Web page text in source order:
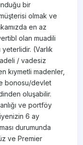
bir
olmak ve
en az
olan muadili
(Varlık
/ vadesiz
kıymetli madenler,
bonosu/devlet
oluşabilir.
ve portföy
6 ay
durumunda
ve Premier